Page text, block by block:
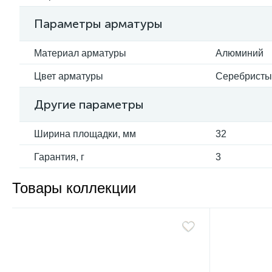
Параметры арматуры
Материал арматуры Алюминий
Цвет арматуры
Другие параметры
Ширина площадки, мм 32
Гарантия, г 3
Товары коллекции